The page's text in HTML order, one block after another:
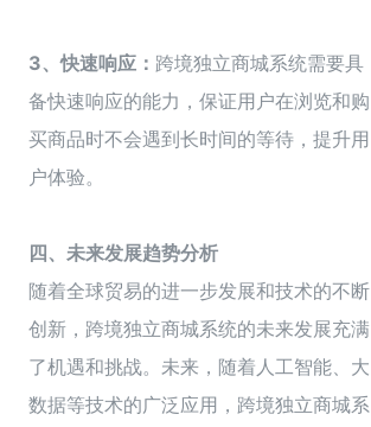
3、快速响应： 跨境独立商城系统需要具
备快速响应的能力，保证用户在浏览和购
买商品时不会遇到长时间的等待，提升用
户体验。
四、未来发展趋势分析
随着全球贸易的进一步发展和技术的不断
创新，跨境独立商城系统的未来发展充满
了机遇和挑战。未来，随着人工智能、大
数据等技术的广泛应用，跨境独立商城系